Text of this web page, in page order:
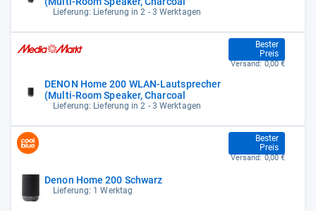
Lieferung: Lieferung in 2 - 3 Werktagen
DENON Home 200 WLAN-Lautsprecher
(Multi-Room Speaker, Charcoal
Lieferung: Lieferung in 2 - 3 Werktagen
Bester
Preis
349,00 €
Versand: 0,00 €
Denon Home 200 Schwarz
Lieferung: 1 Werktag
Bester
Preis
349,00 €
Versand: 0,00 €